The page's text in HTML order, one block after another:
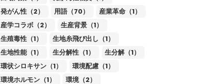
発がん性（2）
用語（70）
産業革命（1）
産学コラボ（2）
生産背景（1）
生殖毒性（1）
生地糸飛び出し（1）
生地性能（1）
生分解性（1）
生分解（1）
環状シロキサン（1）
環境配慮（1）
環境ホルモン（1）
環境（2）